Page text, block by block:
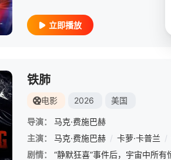
立即播放
铁肺
电影 2026 美国
导演：
马克·费施巴赫
主演：
马克·费施巴赫 / 卡萝·卡普兰 /
剧情：